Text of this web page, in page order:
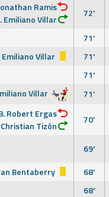
Ramis
Emiliano Villar
72'
71'
Emiliano Villar
71'
71'
Villar
71'
Robert Ergas
Tizón
70'
69'
Bentaberry
68'
68'